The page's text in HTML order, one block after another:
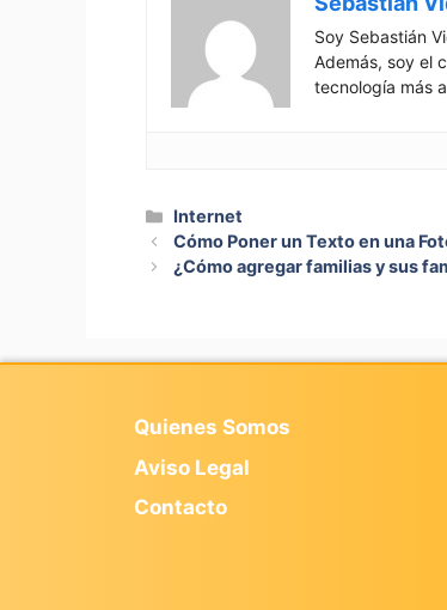
Soy Sebastián
Además, soy el
tecnología más
Categorías
Internet
Cómo Poner un Texto en una
¿Cómo agregar familias y sus
Quienes Somos
Aviso Legal
Contacto